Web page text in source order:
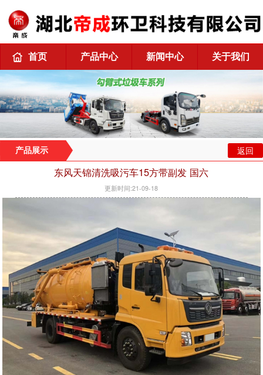
首页 产品中心 新闻中心 关于我们
产品展示 返回
东风天锦清洗吸污车15方带副发 国六
更新时间:21-09-18